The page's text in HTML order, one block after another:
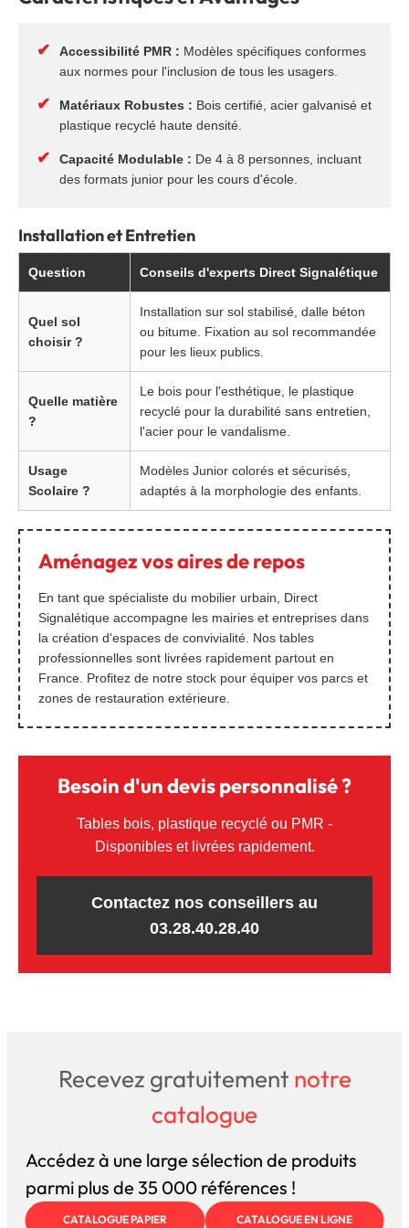
✔ Accessibilité PMR : Modèles spécifiques conformes
aux normes pour l'inclusion de tous les usagers.
✔ Matériaux Robustes : Bois certifié, acier galvanisé et
plastique recyclé haute densité.
✔ Capacité Modulable : De 4 à 8 personnes, incluant
des formats junior pour les cours d'école.
Installation et Entretien
Question Conseils d'experts Direct Signalétique
Quel sol
choisir ?
Installation sur sol stabilisé, dalle béton
ou bitume. Fixation au sol recommandée
pour les lieux publics.
Quelle matière
?
Le bois pour l'esthétique, le plastique
recyclé pour la durabilité sans entretien,
l'acier pour le vandalisme.
Usage
Scolaire ?
Modèles Junior colorés et sécurisés,
adaptés à la morphologie des enfants.
Aménagez vos aires de repos
En tant que spécialiste du mobilier urbain, Direct
Signalétique accompagne les mairies et entreprises dans
la création d'espaces de convivialité. Nos tables
professionnelles sont livrées rapidement partout en
France. Profitez de notre stock pour équiper vos parcs et
zones de restauration extérieure.
Besoin d'un devis personnalisé ?
Tables bois, plastique recyclé ou PMR -
Disponibles et livrées rapidement.
Contactez nos conseillers au
03.28.40.28.40
Recevez gratuitement notre
catalogue
Accédez à une large sélection de produits
parmi plus de 35 000 références !
CATALOGUE PAPIER CATALOGUE EN LIGNE